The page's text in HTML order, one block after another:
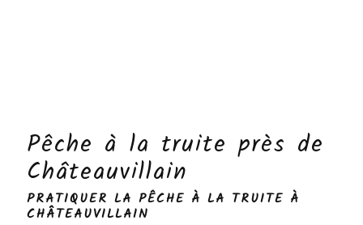
Pêche à la truite près de
Châteauvillain
PRATIQUER LA PÊCHE À LA TRUITE À
CHÂTEAUVILLAIN